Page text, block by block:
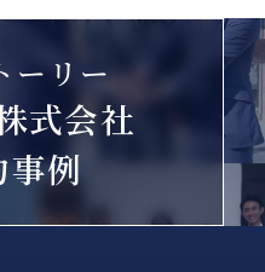
ーリー
式会社
事例